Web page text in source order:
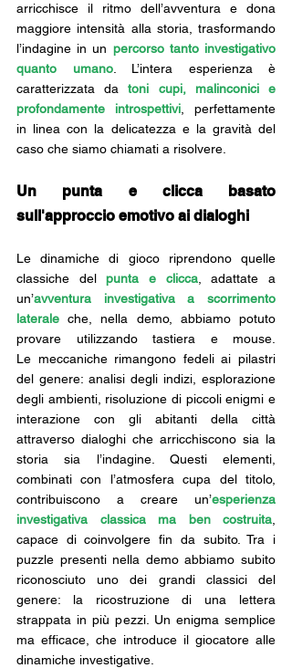
arricchisce il ritmo dell’avventura e dona
maggiore intensità alla storia, trasformando
l’indagine in un percorso tanto investigativo
quanto umano. L’intera esperienza è
caratterizzata da toni cupi, malinconici e
profondamente introspettivi , perfettamente
in linea con la delicatezza e la gravità del
caso che siamo chiamati a risolvere.
Un punta e clicca basato
sull'approccio emotivo ai dialoghi
Le dinamiche di gioco riprendono quelle
classiche del punta e clicca, adattate a
un’avventura investigativa a scorrimento
laterale che, nella demo, abbiamo potuto
provare utilizzando tastiera e mouse.
Le meccaniche rimangono fedeli ai pilastri
del genere: analisi degli indizi, esplorazione
degli ambienti, risoluzione di piccoli enigmi e
interazione con gli abitanti della città
attraverso dialoghi che arricchiscono sia la
storia sia l’indagine. Questi elementi,
combinati con l’atmosfera cupa del titolo,
contribuiscono a creare un’esperienza
investigativa classica ma ben costruita
capace di coinvolgere fin da subito. Tra i
puzzle presenti nella demo abbiamo subito
riconosciuto uno dei grandi classici del
genere: la ricostruzione di una lettera
strappata in più pezzi. Un enigma semplice
ma efficace, che introduce il giocatore alle
dinamiche investigative.